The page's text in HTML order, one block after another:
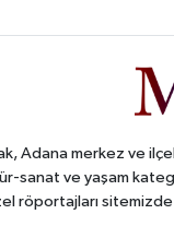
Adana merkez ve
sanat ve yaşam
röportajları